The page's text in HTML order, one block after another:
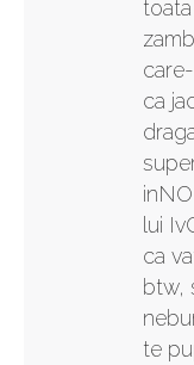
ca
lui
ca
btw,
te